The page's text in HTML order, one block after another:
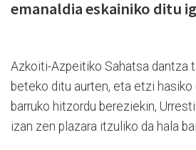
emanaldia eskainiko ditu
Azkoiti-Azpeitiko Sahatsa dantza
beteko ditu aurten, eta etzi hasiko
barruko hitzordu bereziekin,
izan zen plazara itzuliko da hala